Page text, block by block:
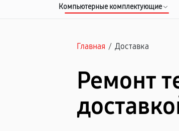
Компьютерные комплектующие
Главная / Доставка
Ремонт